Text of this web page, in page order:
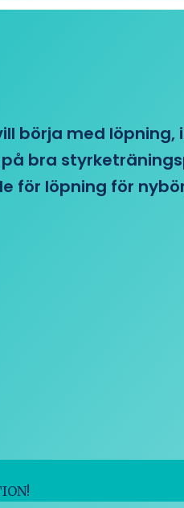
börja med löpning,
bra
för löpning för